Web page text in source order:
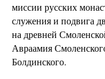
миссии русских
служения и подвига
на древней
Авраамия
Болдинского.